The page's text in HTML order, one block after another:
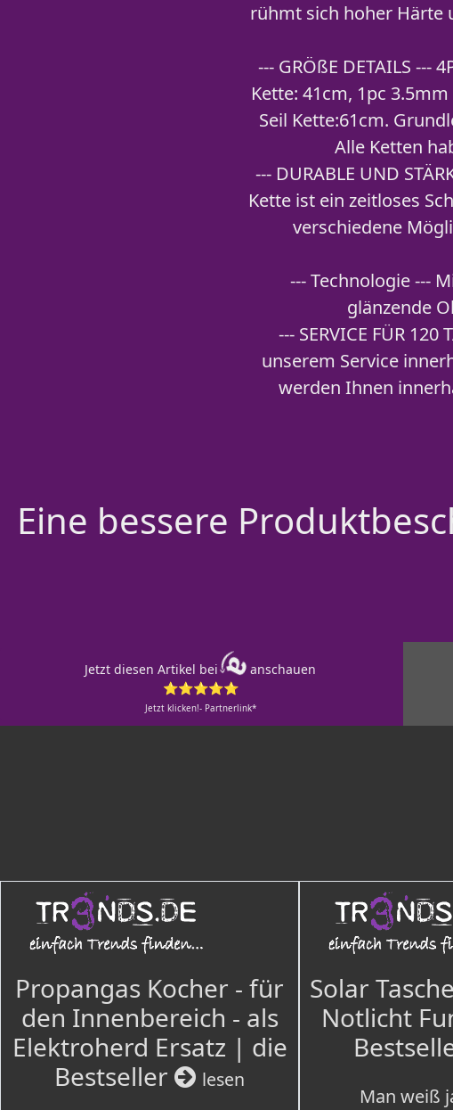
rühmt sich hoher Härte
--- GRÖßE DETAILS ---
Kette: 41cm, 1pc
Seil Kette:61cm.
Alle Ketten
--- DURABLE UND
Kette ist ein zeitloses
verschiedene
--- Technologie ---
glänzende
--- SERVICE FÜR
unserem Service
werden Ihnen
Eine bessere
Jetzt diesen Artikel bei
anschauen
⭐⭐⭐⭐⭐
Jetzt klicken!- Partnerlink*
Propangas Kocher - für
den Innenbereich - als
Elektroherd Ersatz | die
Bestseller
lesen
Solar
Notlicht
Man weiß